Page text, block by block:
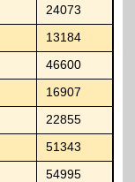
24073
13184
46600
16907
22855
51343
54995